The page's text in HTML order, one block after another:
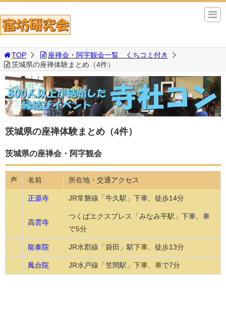
TOP
座禅会・阿字観会一覧 くちコミ付き
茨城県の座禅体験まとめ（4件）
茨城県の座禅体験まとめ（4件）
茨城県の座禅会・阿字観会
声 名前 所在地・交通アクセス
正源寺 JR常磐線「牛久駅」下車、徒歩14分
高雲寺
つくばエクスプレス「みなみ平駅」下車、車
で5分
龍泰院 JR水郡線「袋田」駅下車、徒歩13分
鳳台院 JR水戸線「笠間駅」下車、車で7分